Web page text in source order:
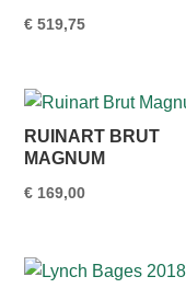
€ 519,75
RUINART BRUT
MAGNUM
€ 169,00